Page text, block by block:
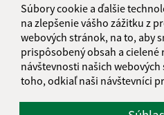
Súbory cookie a ďalšie
na zlepšenie vášho zážitku z
webových stránok, na to, aby
prispôsobený obsah a cielené
návštevnosti našich
toho, odkiaľ naši návštevníci
Informácie
Vyhlásenie o
Autorské
Ochrana